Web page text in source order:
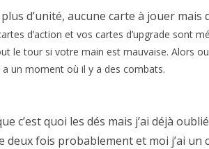
d’unité, aucune carte à jouer mais
d’action et vos cartes d’upgrade sont
le tour si votre main est mauvaise. Alors
un moment où il y a des combats.
c’est quoi les dés mais j’ai déjà
deux fois probablement et moi j’ai un